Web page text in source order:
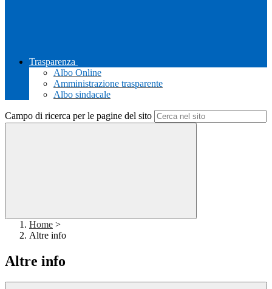
Trasparenza
Albo Online
Amministrazione trasparente
Albo sindacale
Campo di ricerca per le pagine del sito
Home >
Altre info
Altre info